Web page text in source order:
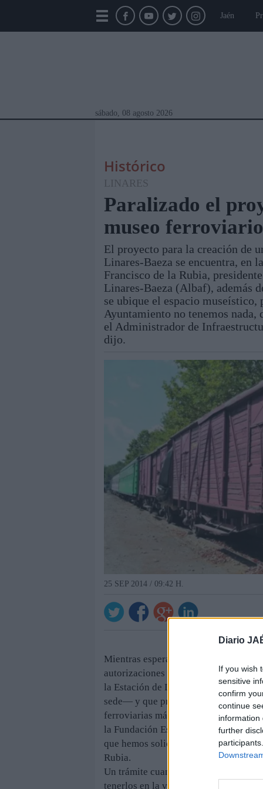
Diario
If you wish
sensitive
confirm
continue
information
further
Jaén
sábado, 08 agosto 2026
Módulos Portada Jaén Provincia Linares
Histórico
LINARES
Paralizado el
museo ferroviario
El proyecto para la creación de
Linares-Baeza se encuentra, en
Francisco de la Rubia,
Linares-Baeza (Albaf), además
se ubique el espacio
Ayuntamiento no tenemos nada,
el Administrador de
dijo.
25 SEP 2014 / 09:42 H.
Mientras esperan que se den pasos
autorizaciones para utilizar, a modo
la Estación de Linares-Baeza, junto
sede— y que prestaban servicio en el
ferroviarias más importantes del
la Fundación Española de
que hemos solicitado una
Rubia.
Un trámite cuanto menos curioso,
tenerlos en la vía no se produce la